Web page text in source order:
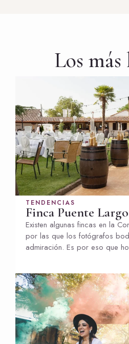
Los más
TENDENCIAS
Finca Puente
Existen algunas fincas en la
por las que los fotógrafos
admiración. Es por eso que